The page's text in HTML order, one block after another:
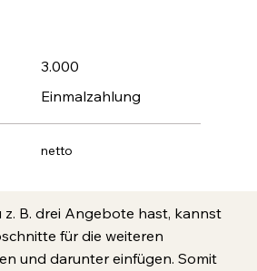
Einmalzahlung
3.000
netto
z. B. drei Angebote hast, kannst
für die weiteren
und darunter einfügen. Somit